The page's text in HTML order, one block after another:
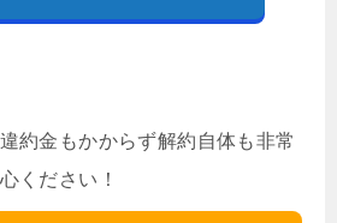
約金もかからず解約自体も非常
ください！